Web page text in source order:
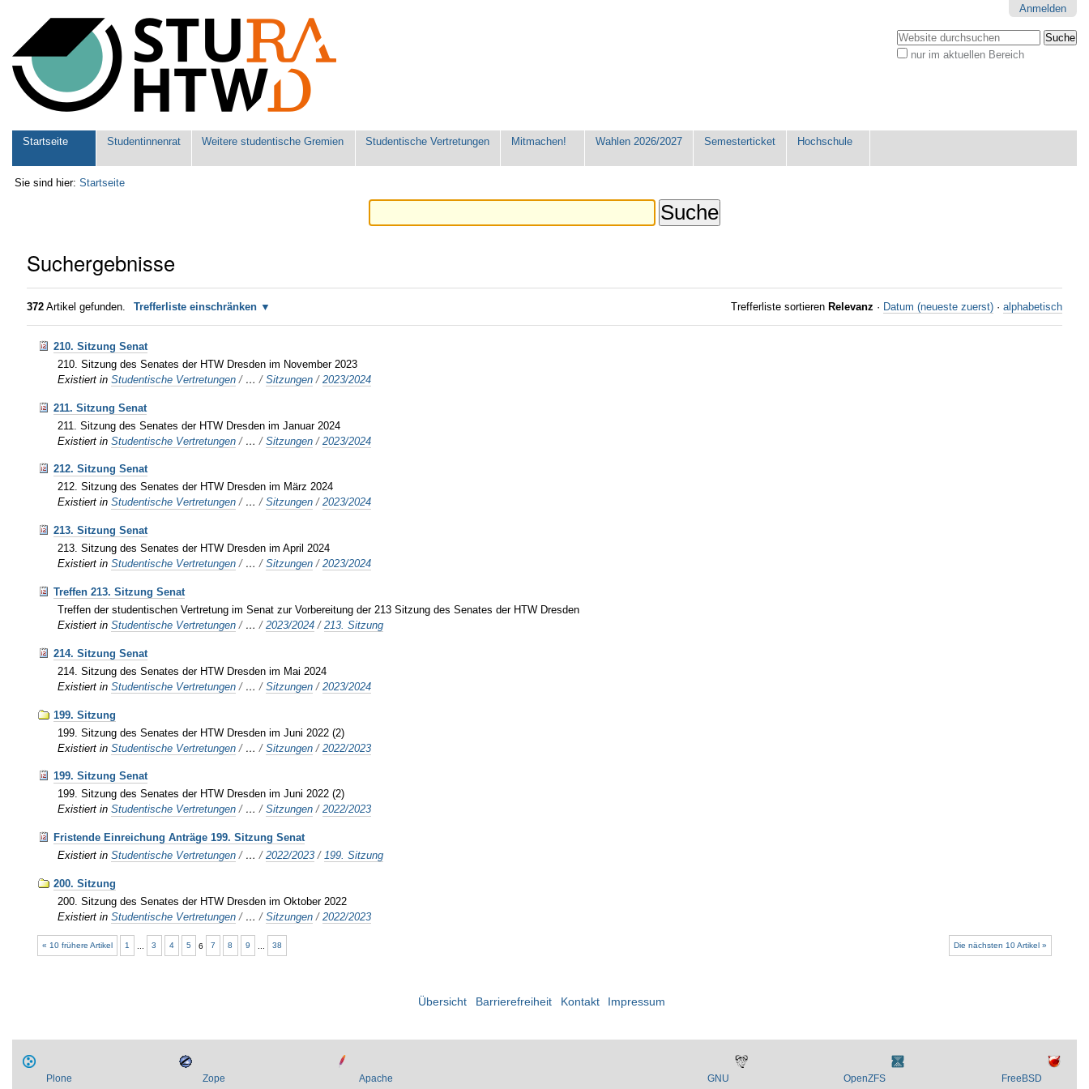
Werkzeuge
Anmelden
Website durchsuchen
nur im aktuellen Bereich
Sektionen
Startseite Studentinnenrat Weitere studentische Gremien Studentische Vertretungen Mitmachen! Wahlen 2026/2027 Semesterticket Hochschule
Sie sind hier: Startseite
Suchergebnisse
372 Artikel gefunden. Trefferliste einschränken Trefferliste sortieren Relevanz · Datum (neueste zuerst) · alphabetisch
210. Sitzung Senat
210. Sitzung des Senates der HTW Dresden im November 2023
Existiert in Studentische Vertretungen / …/Sitzungen /2023/2024
211. Sitzung Senat
211. Sitzung des Senates der HTW Dresden im Januar 2024
Existiert in Studentische Vertretungen / …/Sitzungen /2023/2024
212. Sitzung Senat
212. Sitzung des Senates der HTW Dresden im März 2024
Existiert in Studentische Vertretungen / …/Sitzungen /2023/2024
213. Sitzung Senat
213. Sitzung des Senates der HTW Dresden im April 2024
Existiert in Studentische Vertretungen / …/Sitzungen /2023/2024
Treffen 213. Sitzung Senat
Treffen der studentischen Vertretung im Senat zur Vorbereitung der 213 Sitzung des Senates der HTW Dresden
Existiert in Studentische Vertretungen / …/2023/2024 /213. Sitzung
214. Sitzung Senat
214. Sitzung des Senates der HTW Dresden im Mai 2024
Existiert in Studentische Vertretungen / …/Sitzungen /2023/2024
199. Sitzung
199. Sitzung des Senates der HTW Dresden im Juni 2022 (2)
Existiert in Studentische Vertretungen / …/Sitzungen /2022/2023
199. Sitzung Senat
199. Sitzung des Senates der HTW Dresden im Juni 2022 (2)
Existiert in Studentische Vertretungen / …/Sitzungen /2022/2023
Fristende Einreichung Anträge 199. Sitzung Senat
Existiert in Studentische Vertretungen / …/2022/2023 /199. Sitzung
200. Sitzung
200. Sitzung des Senates der HTW Dresden im Oktober 2022
Existiert in Studentische Vertretungen / …/Sitzungen /2022/2023
« 10 frühere Artikel Die nächsten 10 Artikel »
1 3 4 5 6 7 8 9 38
Übersicht Barrierefreiheit Kontakt Impressum
Plone Zope Apache GNU OpenZFS FreeBSD